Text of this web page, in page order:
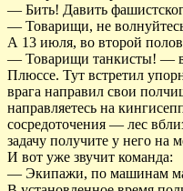
— Бить! Давить
— Товарищи, не
А 13 июля, во второй
— Товарищи танкисты! —
Плюссе. Тут встретил
врага направил свои
направляетесь на
сосредоточения — лес
задачу получите у него на
И вот уже звучит команда:
— Экипажи, по машинам